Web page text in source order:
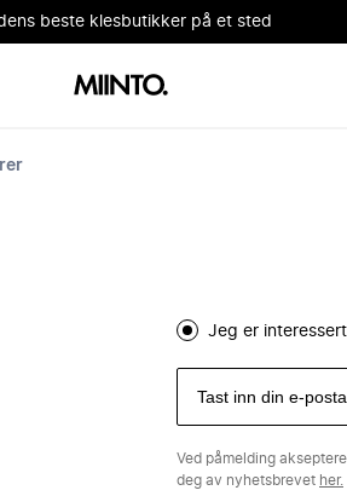
beste klesbutikker på et sted
Jeg er
Ved påmelding
deg av nyhetsbrevet her.